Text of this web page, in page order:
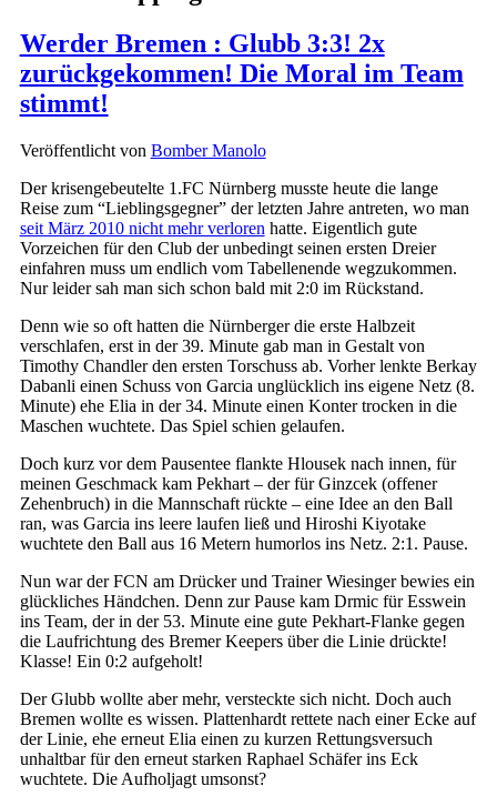
Werder Bremen : Glubb 3:3! 2x
zurückgekommen! Die Moral im Team
stimmt!
Veröffentlicht von Bomber Manolo
Der krisengebeutelte 1.FC Nürnberg musste heute die lange
Reise zum “Lieblingsgegner” der letzten Jahre antreten, wo man
seit März 2010 nicht mehr verloren hatte. Eigentlich gute
Vorzeichen für den Club der unbedingt seinen ersten Dreier
einfahren muss um endlich vom Tabellenende wegzukommen.
Nur leider sah man sich schon bald mit 2:0 im Rückstand.
Denn wie so oft hatten die Nürnberger die erste Halbzeit
verschlafen, erst in der 39. Minute gab man in Gestalt von
Timothy Chandler den ersten Torschuss ab. Vorher lenkte Berkay
Dabanli einen Schuss von Garcia unglücklich ins eigene Netz (8.
Minute) ehe Elia in der 34. Minute einen Konter trocken in die
Maschen wuchtete. Das Spiel schien gelaufen.
Doch kurz vor dem Pausentee flankte Hlousek nach innen, für
meinen Geschmack kam Pekhart – der für Ginzcek (offener
Zehenbruch) in die Mannschaft rückte – eine Idee an den Ball
ran, was Garcia ins leere laufen ließ und Hiroshi Kiyotake
wuchtete den Ball aus 16 Metern humorlos ins Netz. 2:1. Pause.
Nun war der FCN am Drücker und Trainer Wiesinger bewies ein
glückliches Händchen. Denn zur Pause kam Drmic für Esswein
ins Team, der in der 53. Minute eine gute Pekhart-Flanke gegen
die Laufrichtung des Bremer Keepers über die Linie drückte!
Klasse! Ein 0:2 aufgeholt!
Der Glubb wollte aber mehr, versteckte sich nicht. Doch auch
Bremen wollte es wissen. Plattenhardt rettete nach einer Ecke auf
der Linie, ehe erneut Elia einen zu kurzen Rettungsversuch
unhaltbar für den erneut starken Raphael Schäfer ins Eck
wuchtete. Die Aufholjagt umsonst?